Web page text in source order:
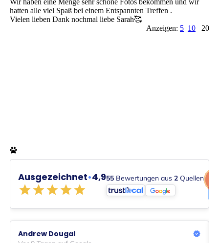
hatten alle viel Spaß bei einem Entspannten Treffen .
Vielen lieben Dank nochmal liebe Sarah🥰
Anzeigen: 5 10 20